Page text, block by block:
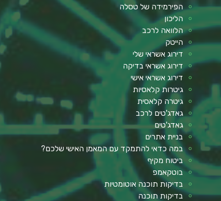
הפירמידה של טסלה
הליכון
הלוואה לרכב
הייטק
דירוג אשראי שלי
דירוג אשראי בדיקה
דירוג אשראי אישי
גיטרות קלאסיות
גיטרה קלאסית
גאדג'טים לרכב
גאדג'טים
בניית אתרים
במה כדאי להתמקד עם המאמן האישי שלכם?
ביטוח מקיף
בוטקאמפ
בדיקות תוכנה אוטומטיות
בדיקות תוכנה